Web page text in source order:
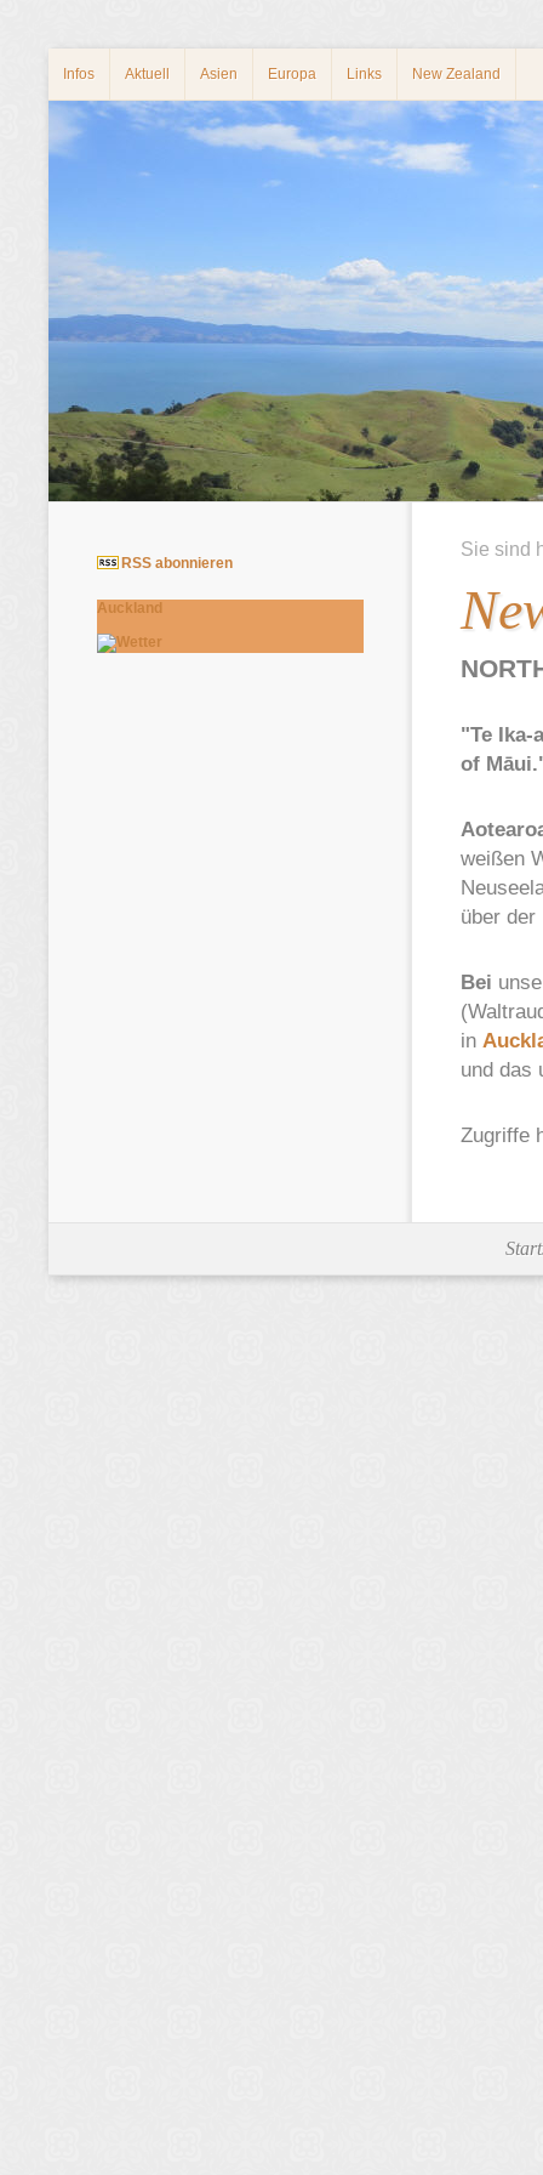
Infos Aktuell Asien Europa Links New Zealand
RSS abonnieren
Auckland
Sie sind
"Te Ika-
of
weißen
über der
Bei
in
und das
Zugriffe